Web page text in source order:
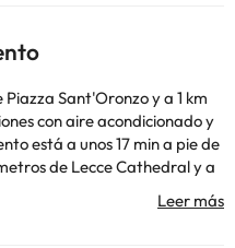
Sant'Oronzo y a 1 km
con aire acondicionado y
está a unos 17 min a pie de
de Lecce Cathedral y a
alojamiento libre de humo se